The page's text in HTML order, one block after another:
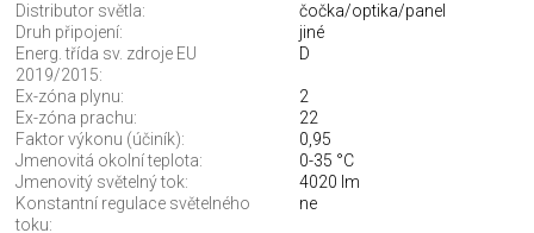
Distributor světla:
čočka/optika/panel
Druh připojení:
jiné
Energ. třída sv. zdroje EU
2019/2015:
D
Ex-zóna plynu:
2
Ex-zóna prachu:
22
Faktor výkonu (účiník):
0,95
Jmenovitá okolní teplota:
0-35 °C
Jmenovitý světelný tok:
4020 lm
Konstantní regulace světelného
toku:
ne